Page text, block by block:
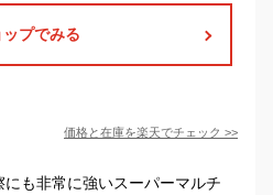
ップでみる
価格と在庫を楽天でチェック >>
も非常に強いスーパーマルチ